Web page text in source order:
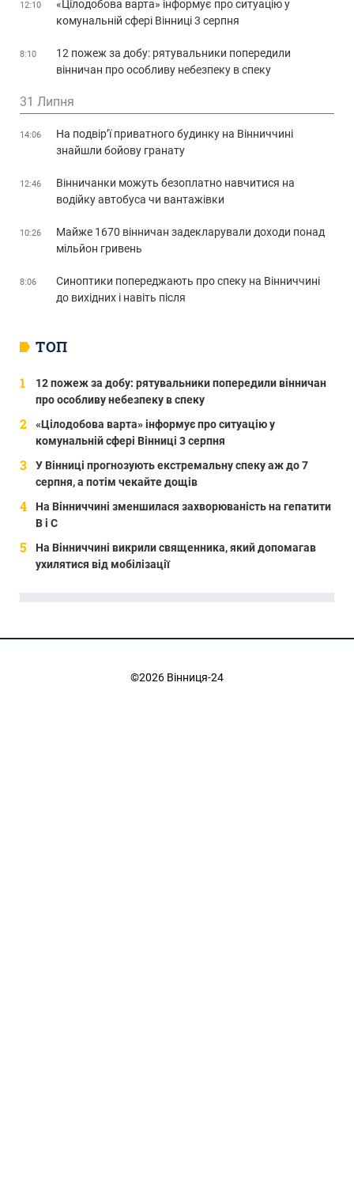
ТОП
12 пожеж за добу: рятувальники попередили вінничан
про особливу небезпеку в спеку
«Цілодобова варта» інформує про ситуацію у
комунальній сфері Вінниці 3 серпня
У Вінниці прогнозують екстремальну спеку аж до 7
серпня, а потім чекайте дощів
На Вінниччині зменшилася захворюваність на гепатити
В і С
На Вінниччині викрили священника, який допомагав
ухилятися від мобілізації
12:10
«Цілодобова варта» інформує про ситуацію у
комунальній сфері Вінниці 3 серпня
8:10
12 пожеж за добу: рятувальники попередили
вінничан про особливу небезпеку в спеку
31 Липня
14:06
На подвір’ї приватного будинку на Вінниччині
знайшли бойову гранату
12:46
Вінничанки можуть безоплатно навчитися на
водійку автобуса чи вантажівки
10:26
Майже 1670 вінничан задекларували доходи понад
мільйон гривень
8:06
Синоптики попереджають про спеку на Вінниччині
до вихідних і навіть після
©2026 Вінниця-24